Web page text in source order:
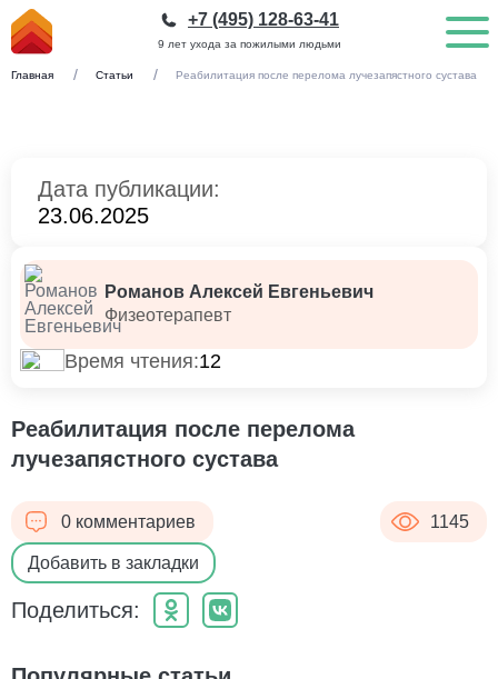
9 лет ухода за пожилыми людьми
+7 (495) 128-63-41
Главная Статьи Реабилитация после перелома лучезапястного сустава
Дата публикации:
23.06.2025
Романов Алексей Евгеньевич
Физеотерапевт
Время чтения:12
Реабилитация после перелома
лучезапястного сустава
0 комментариев
Добавить в закладки
Поделиться:
1145